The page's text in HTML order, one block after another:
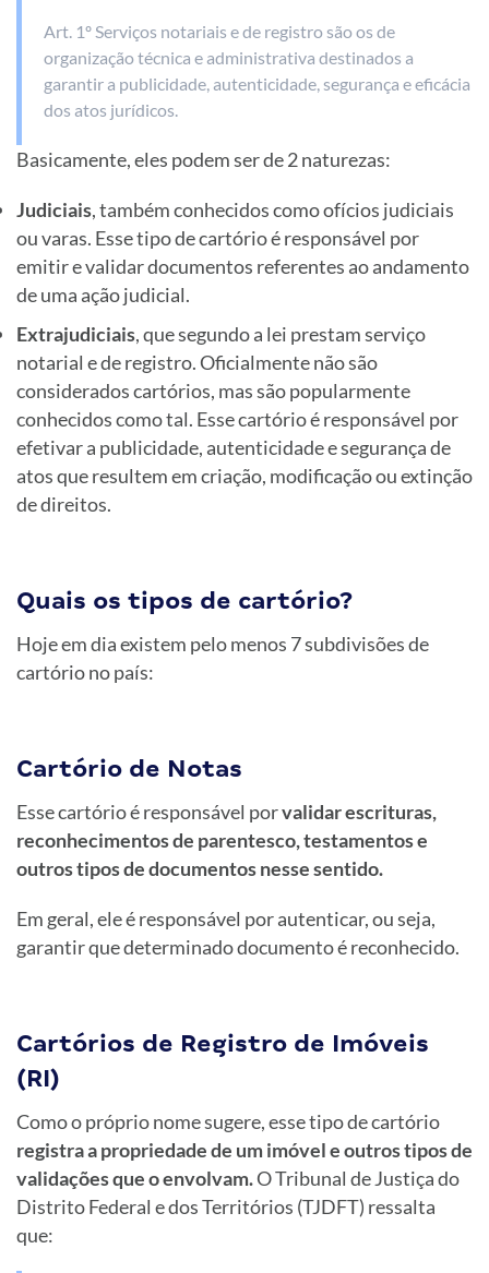
Art. 1º Serviços notariais e de registro são os de
organização técnica e administrativa destinados a
garantir a publicidade, autenticidade, segurança e eficácia
dos atos jurídicos.
Basicamente, eles podem ser de 2 naturezas:
Judiciais, também conhecidos como ofícios judiciais
ou varas. Esse tipo de cartório é responsável por
emitir e validar documentos referentes ao andamento
de uma ação judicial.
Extrajudiciais, que segundo a lei prestam serviço
notarial e de registro. Oficialmente não são
considerados cartórios, mas são popularmente
conhecidos como tal. Esse cartório é responsável por
efetivar a publicidade, autenticidade e segurança de
atos que resultem em criação, modificação ou extinção
de direitos.
Quais os tipos de cartório?
Hoje em dia existem pelo menos 7 subdivisões de
cartório no país:
Cartório de Notas
Esse cartório é responsável porvalidar escrituras,
reconhecimentos de parentesco, testamentos e
outros tipos de documentos nesse sentido.
Em geral, ele é responsável por autenticar, ou seja,
garantir que determinado documento é reconhecido.
Cartórios de Registro de Imóveis
(RI)
Como o próprio nome sugere, esse tipo de cartório
registra a propriedade de um imóvel e outros tipos de
validações que o envolvam.O Tribunal de Justiça do
Distrito Federal e dos Territórios (TJDFT) ressalta
que: